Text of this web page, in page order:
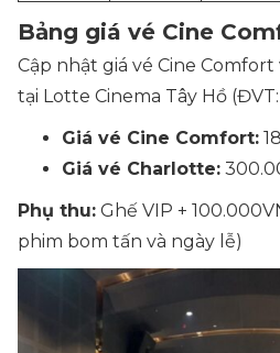
Bảng giá vé Cine
Cập nhật giá vé Cine
tại Lotte Cinema Tây Hồ
Giá vé Cine Comfort:
Giá vé Charlotte:
Phụ thu: Ghế VIP +
phim bom tấn và ngày lễ)